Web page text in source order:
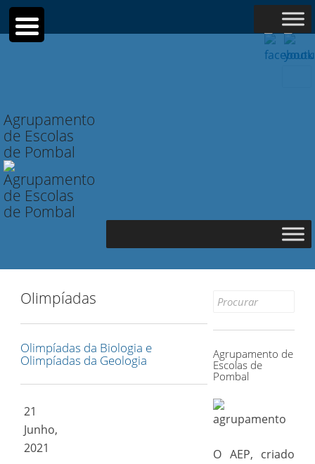
Agrupamento
de Escolas
de Pombal
Olimpíadas
Olimpíadas da Biologia e
Olimpíadas da Geologia
21
Junho,
2021
Search
Agrupamento de
Escolas de
Pombal
O AEP, criado